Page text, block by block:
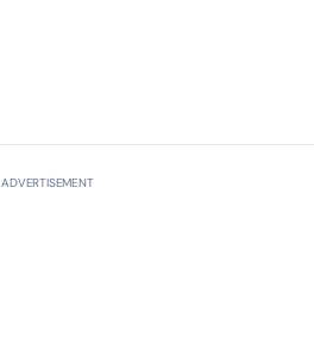
ADVERTISEMENT